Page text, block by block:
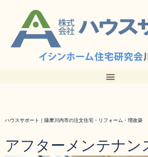
ハウスサポート｜薩摩川内市の注文住宅・リフォーム・増改築
アフターメンテナン